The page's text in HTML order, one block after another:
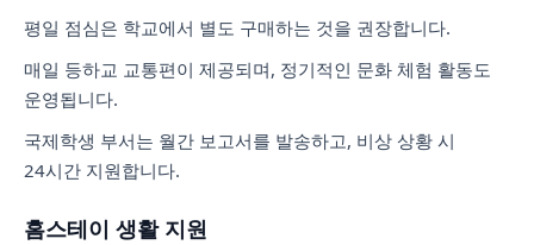
평일 점심은 학교에서 별도 구매하는 것을 권장합니다.
매일 등하교 교통편이 제공되며, 정기적인 문화 체험 활동도
운영됩니다.
국제학생 부서는 월간 보고서를 발송하고, 비상 상황 시
24시간 지원합니다.
홈스테이 생활 지원